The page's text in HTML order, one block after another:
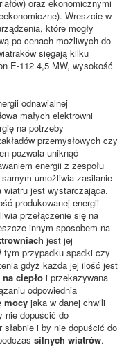
oraz ekonomicznymi
Wreszcie w
które mogły
po cenach możliwych do
sięgają kilku
E-112 4,5 MW, wysokość
odnawialnej
małych elektrowni
na potrzeby
przemysłowych czy
pozwala uniknąć
energii z zespołu
umożliwia zasilanie
wiatru jest wystarczająca.
produkowanej energii
przełączenie się na
innym sposobem na
jest jej
tym przypadku spadki czy
gdyż każda jej ilość jest
ciepło i przekazywana
odpowiednia
mocy jaka w danej chwili
nie dopuścić do
słabnie i by nie dopuścić do
silnych wiatrów.